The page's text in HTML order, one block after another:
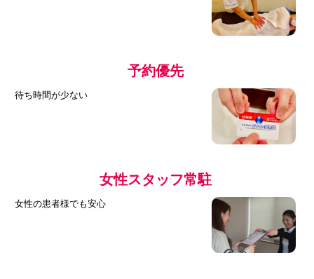
予約優先
待ち時間が少ない
女性スタッフ常駐
女性の患者様でも安心